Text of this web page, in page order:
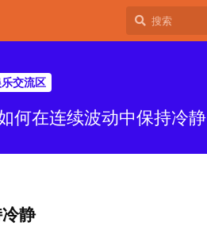
交流区
何在连续波动中保持冷静
静